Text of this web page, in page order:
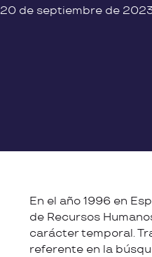
20 de septiembre de
En el año 1996 en
de Recursos
carácter temporal.
referente en la